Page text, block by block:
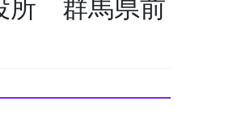
所 群馬県前